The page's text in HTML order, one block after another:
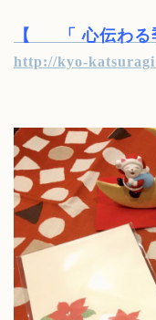
【 「 心伝わる
http://kyo-